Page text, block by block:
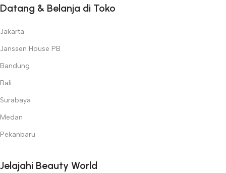
Datang & Belanja di Toko
Jakarta
Janssen House PB
Bandung
Bali
Surabaya
Medan
Pekanbaru
Jelajahi Beauty World